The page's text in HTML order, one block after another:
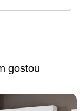
gostou